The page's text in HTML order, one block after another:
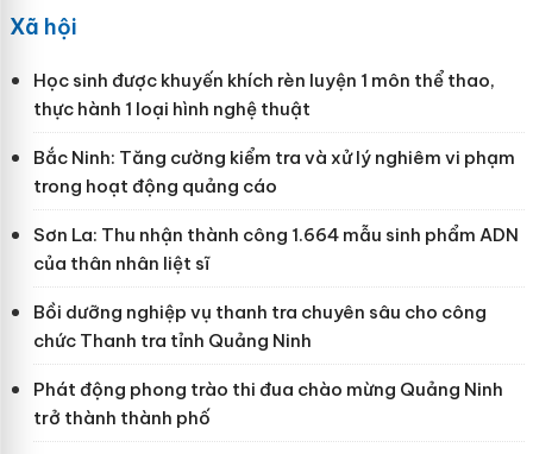
Xã hội
Học sinh được khuyến khích rèn luyện 1 môn thể thao,
thực hành 1 loại hình nghệ thuật
Bắc Ninh: Tăng cường kiểm tra và xử lý nghiêm vi phạm
trong hoạt động quảng cáo
Sơn La: Thu nhận thành công 1.664 mẫu sinh phẩm ADN
của thân nhân liệt sĩ
Bồi dưỡng nghiệp vụ thanh tra chuyên sâu cho công
chức Thanh tra tỉnh Quảng Ninh
Phát động phong trào thi đua chào mừng Quảng Ninh
trở thành thành phố